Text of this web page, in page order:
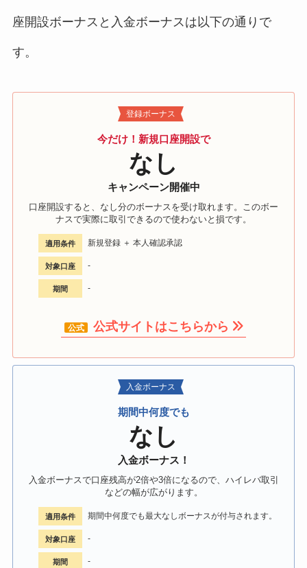
座開設ボーナスと入金ボーナスは以下の通りで
す。
登録ボーナス
今だけ！新規口座開設で
なし
キャンペーン開催中
口座開設すると、なし分のボーナスを受け取れます。このボー
ナスで実際に取引できるので使わないと損です。
適用条件 新規登録 ＋ 本人確認承認
対象口座 -
期間 -
公式サイトはこちらから
入金ボーナス
期間中何度でも
なし
入金ボーナス！
入金ボーナスで口座残高が2倍や3倍になるので、ハイレバ取引
などの幅が広がります。
適用条件 期間中何度でも最大なしボーナスが付与されます。
対象口座 -
期間 -